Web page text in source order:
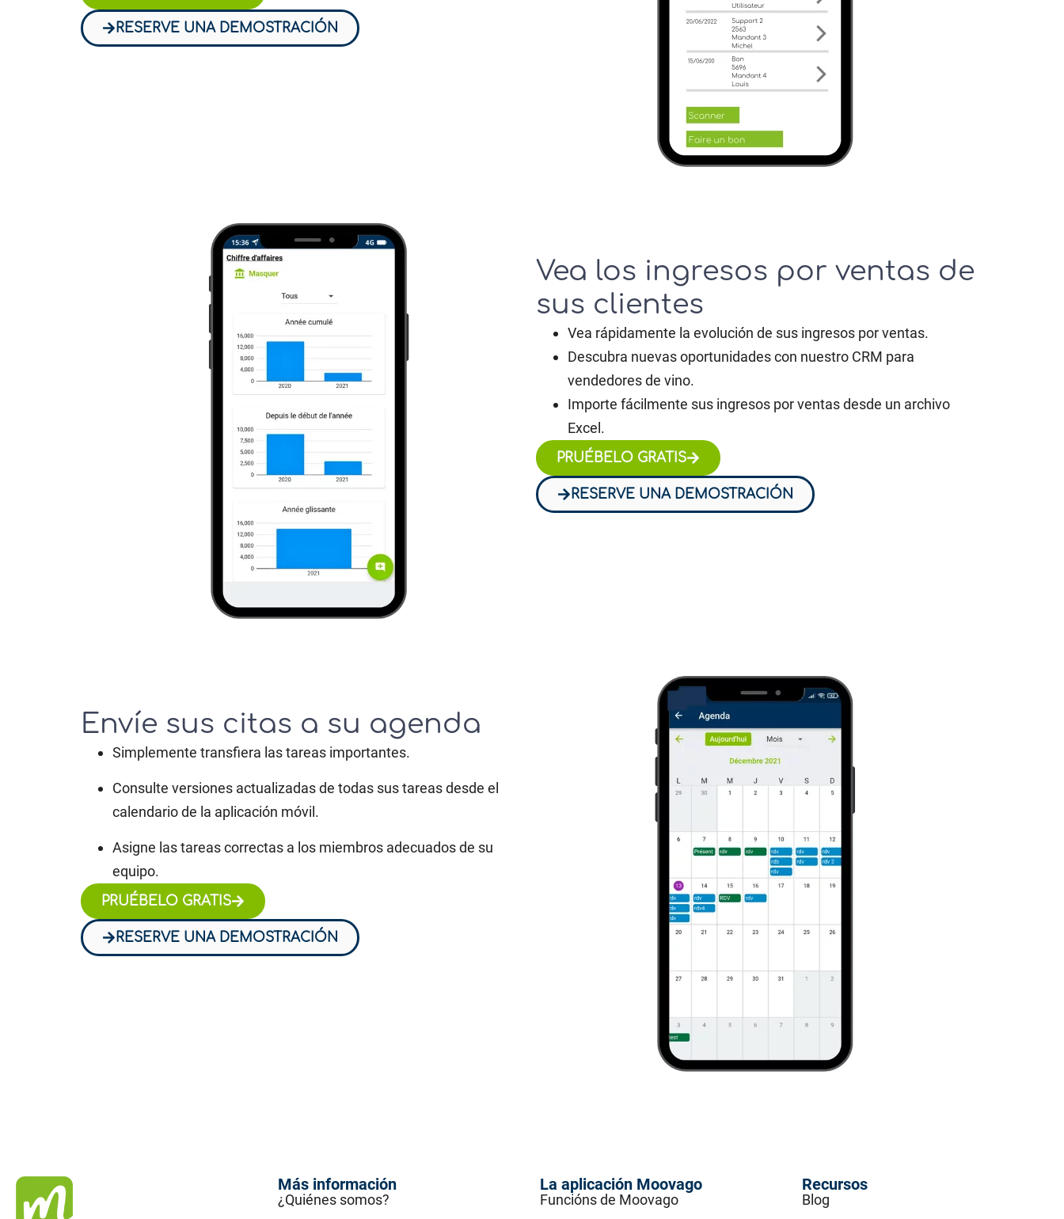
RESERVE UNA DEMOSTRACIÓN
Vea los ingresos por ventas de
sus clientes
Vea rápidamente la evolución de sus ingresos por ventas.
Descubra nuevas oportunidades con nuestro CRM para
vendedores de vino.
Importe fácilmente sus ingresos por ventas desde un archivo
Excel.
PRUÉBELO GRATIS
RESERVE UNA DEMOSTRACIÓN
Envíe sus citas a su agenda
Simplemente transfiera las tareas importantes.
Consulte versiones actualizadas de todas sus tareas desde el
calendario de la aplicación móvil.
Asigne las tareas correctas a los miembros adecuados de su
equipo.
PRUÉBELO GRATIS
RESERVE UNA DEMOSTRACIÓN
Más información
¿Quiénes somos?
La aplicación Moovago
Funcións de Moovago
Recursos
Blog